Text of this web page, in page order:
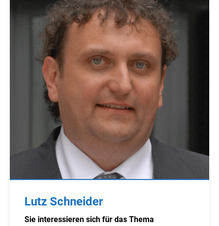
Lutz Schneider
Sie interessieren sich für das Thema